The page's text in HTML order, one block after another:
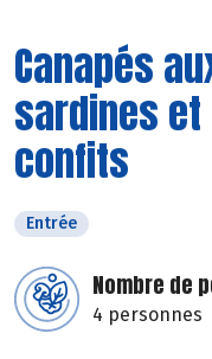
Canapés
sardines
confits
Entrée
Nombre de
4 personnes